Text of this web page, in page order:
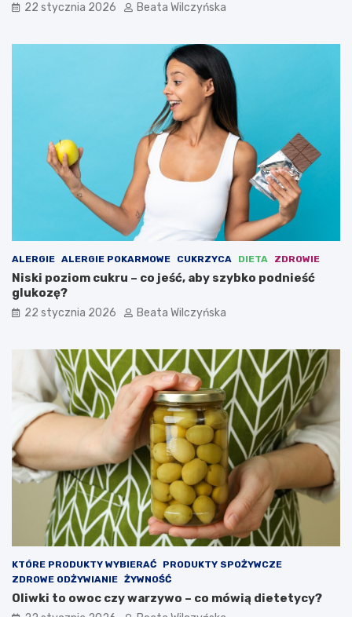
22 stycznia 2026 Beata Wilczyńska
ALERGIE ALERGIE POKARMOWE CUKRZYCA DIETA ZDROWIE
Niski poziom cukru – co jeść, aby szybko podnieść
glukozę?
22 stycznia 2026 Beata Wilczyńska
KTÓRE PRODUKTY WYBIERAĆ
PRODUKTY SPOŻYWCZE
ZDROWE ODŻYWIANIE ŻYWNOŚĆ
Oliwki to owoc czy warzywo – co mówią dietetycy?